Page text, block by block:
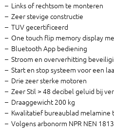
– Links of rechtsom te monteren
– Zeer stevige constructie
– TUV gecertificeerd
– One touch flip memory display
– Bluetooth App bediening
– Stroom en oververhitting
– Start en stop systeem voor een
– Drie zeer sterke motoren
– Zeer Stil > 48 decibel geluid bij
– Draaggewicht 200 kg
– Kwalitatief bureaublad melamine
– Volgens arbonorm NPR NEN 1813